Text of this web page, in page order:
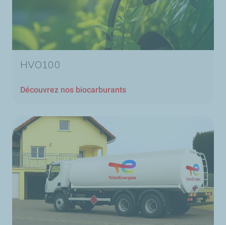
HVO100
Découvrez nos biocarburants